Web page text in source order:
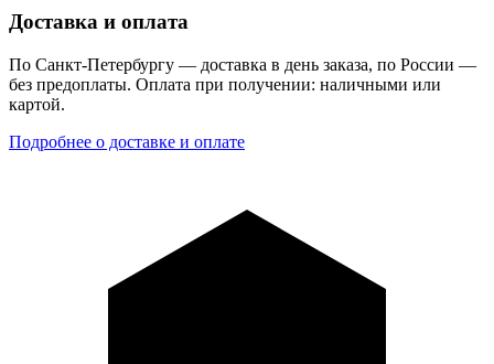
Доставка и оплата
По Санкт-Петербургу — доставка в день заказа, по России —
без предоплаты. Оплата при получении: наличными или
картой.
Подробнее о доставке и оплате